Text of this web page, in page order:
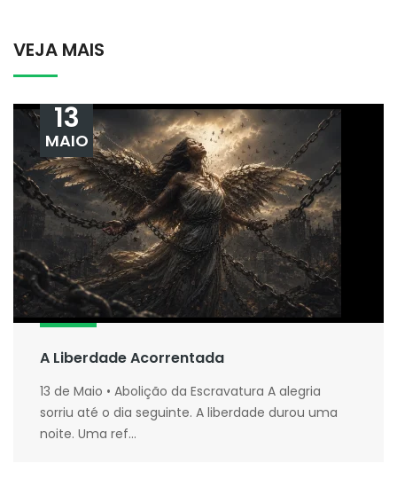
VEJA MAIS
A Liberdade Acorrentada
13
MAIO
13 de Maio • Abolição da Escravatura A alegria
sorriu até o dia seguinte. A liberdade durou uma
noite. Uma ref...